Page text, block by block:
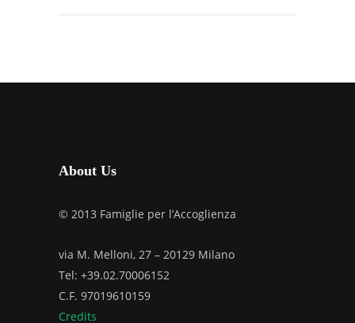
About Us
© 2013 Famiglie per l’Accoglienza
via M. Melloni, 27 – 20129 Milano
Tel: +39.02.70006152
C.F. 97019610159
Credits